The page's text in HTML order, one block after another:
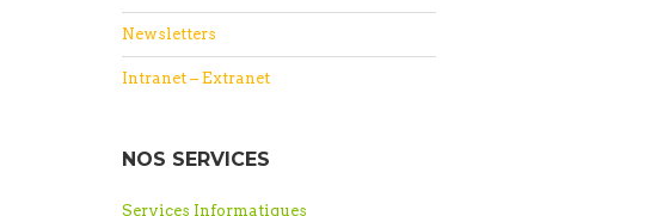
Newsletters
Intranet – Extranet
NOS SERVICES
Services Informatiques